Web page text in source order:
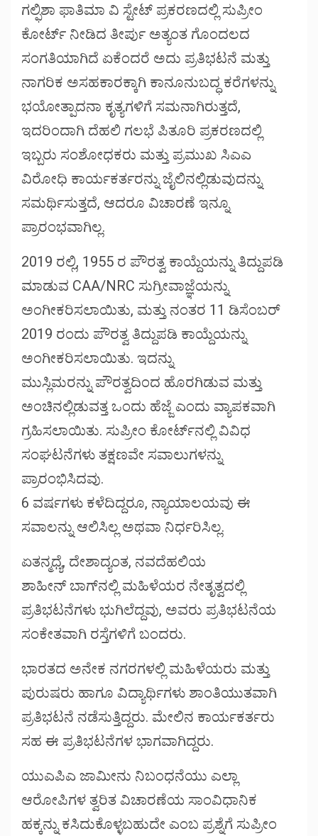
ಗಲ್ಫಿಶಾ ಫಾತಿಮಾ ವಿ ಸ್ಟೇಟ್ ಪ್ರಕರಣದಲ್ಲಿ ಸುಪ್ರೀಂ
ಕೋರ್ಟ್ ನೀಡಿದ ತೀರ್ಪು ಅತ್ಯಂತ ಗೊಂದಲದ
ಸಂಗತಿಯಾಗಿದೆ ಏಕೆಂದರೆ ಅದು ಪ್ರತಿಭಟನೆ ಮತ್ತು
ನಾಗರಿಕ ಅಸಹಕಾರಕ್ಕಾಗಿ ಕಾನೂನುಬದ್ಧ ಕರೆಗಳನ್ನು
ಭಯೋತ್ಪಾದನಾ ಕೃತ್ಯಗಳಿಗೆ ಸಮನಾಗಿರುತ್ತದೆ,
ಇದರಿಂದಾಗಿ ದೆಹಲಿ ಗಲಭೆ ಪಿತೂರಿ ಪ್ರಕರಣದಲ್ಲಿ
ಇಬ್ಬರು ಸಂಶೋಧಕರು ಮತ್ತು ಪ್ರಮುಖ ಸಿಎಎ
ವಿರೋಧಿ ಕಾರ್ಯಕರ್ತರನ್ನು ಜೈಲಿನಲ್ಲಿಡುವುದನ್ನು
ಸಮರ್ಥಿಸುತ್ತದೆ, ಆದರೂ ವಿಚಾರಣೆ ಇನ್ನೂ
ಪ್ರಾರಂಭವಾಗಿಲ್ಲ.
2019 ರಲ್ಲಿ, 1955 ರ ಪೌರತ್ವ ಕಾಯ್ದೆಯನ್ನು ತಿದ್ದುಪಡಿ
ಮಾಡುವ CAA/NRC ಸುಗ್ರೀವಾಜ್ಞೆಯನ್ನು
ಅಂಗೀಕರಿಸಲಾಯಿತು, ಮತ್ತು ನಂತರ 11 ಡಿಸೆಂಬರ್
2019 ರಂದು ಪೌರತ್ವ ತಿದ್ದುಪಡಿ ಕಾಯ್ದೆಯನ್ನು
ಅಂಗೀಕರಿಸಲಾಯಿತು. ಇದನ್ನು
ಮುಸ್ಲಿಮರನ್ನು ಪೌರತ್ವದಿಂದ ಹೊರಗಿಡುವ ಮತ್ತು
ಅಂಚಿನಲ್ಲಿಡುವತ್ತ ಒಂದು ಹೆಜ್ಜೆ ಎಂದು ವ್ಯಾಪಕವಾಗಿ
ಗ್ರಹಿಸಲಾಯಿತು. ಸುಪ್ರೀಂ ಕೋರ್ಟ್‌ನಲ್ಲಿ ವಿವಿಧ
ಸಂಘಟನೆಗಳು ತಕ್ಷಣವೇ ಸವಾಲುಗಳನ್ನು
ಪ್ರಾರಂಭಿಸಿದವು.
6 ವರ್ಷಗಳು ಕಳೆದಿದ್ದರೂ, ನ್ಯಾಯಾಲಯವು ಈ
ಸವಾಲನ್ನು ಆಲಿಸಿಲ್ಲ ಅಥವಾ ನಿರ್ಧರಿಸಿಲ್ಲ.
ಏತನ್ಮಧ್ಯೆ, ದೇಶಾದ್ಯಂತ, ನವದೆಹಲಿಯ
ಶಾಹೀನ್ ಬಾಗ್‌ನಲ್ಲಿ ಮಹಿಳೆಯರ ನೇತೃತ್ವದಲ್ಲಿ
ಪ್ರತಿಭಟನೆಗಳು ಭುಗಿಲೆದ್ದವು, ಅವರು ಪ್ರತಿಭಟನೆಯ
ಸಂಕೇತವಾಗಿ ರಸ್ತೆಗಳಿಗೆ ಬಂದರು.
ಭಾರತದ ಅನೇಕ ನಗರಗಳಲ್ಲಿ ಮಹಿಳೆಯರು ಮತ್ತು
ಪುರುಷರು ಹಾಗೂ ವಿದ್ಯಾರ್ಥಿಗಳು ಶಾಂತಿಯುತವಾಗಿ
ಪ್ರತಿಭಟನೆ ನಡೆಸುತ್ತಿದ್ದರು. ಮೇಲಿನ ಕಾರ್ಯಕರ್ತರು
ಸಹ ಈ ಪ್ರತಿಭಟನೆಗಳ ಭಾಗವಾಗಿದ್ದರು.
ಯುಎಪಿಎ ಜಾಮೀನು ನಿಬಂಧನೆಯು ಎಲ್ಲಾ
ಆರೋಪಿಗಳ ತ್ವರಿತ ವಿಚಾರಣೆಯ ಸಾಂವಿಧಾನಿಕ
ಹಕ್ಕನ್ನು ಕಸಿದುಕೊಳ್ಳಬಹುದೇ ಎಂಬ ಪ್ರಶ್ನೆಗೆ ಸುಪ್ರೀಂ